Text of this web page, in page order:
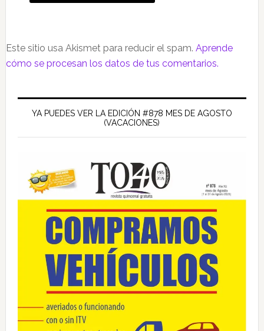
Este sitio usa Akismet para reducir el spam. Aprende
cómo se procesan los datos de tus comentarios.
Barra
lateral
principal
YA PUEDES VER LA EDICIÓN #878 MES DE AGOSTO
(VACACIONES)